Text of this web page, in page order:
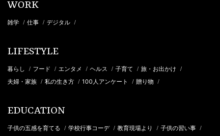
WORK
雑学 / 仕事 / デジタル /
LIFESTYLE
暮らし / フード / エンタメ / ヘルス / 子育て / 旅・お出かけ /
夫婦・家族 / 私の生き方 / 100人アンケート / 贈り物 /
EDUCATION
子供の五感を育てる / 学校行事コーデ / 教育現場より / 子供の習い事 /